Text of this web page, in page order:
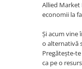
Tablete PC, mini PC
Tablete PC
Tablete pc cu
Tablete rezistente
Tablete pentru copii
Allied Market
economii la
Și acum vine
o alternativă
Pregătește-
ca pe o